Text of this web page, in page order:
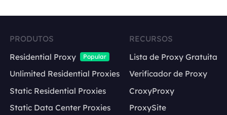
PRODUTOS
Residential Proxy
Popular
Unlimited Residential Proxies
Static Residential Proxies
Static Data Center Proxies
RECURSOS
Lista de Proxy Gratuita
Verificador de Proxy
CroxyProxy
ProxySite